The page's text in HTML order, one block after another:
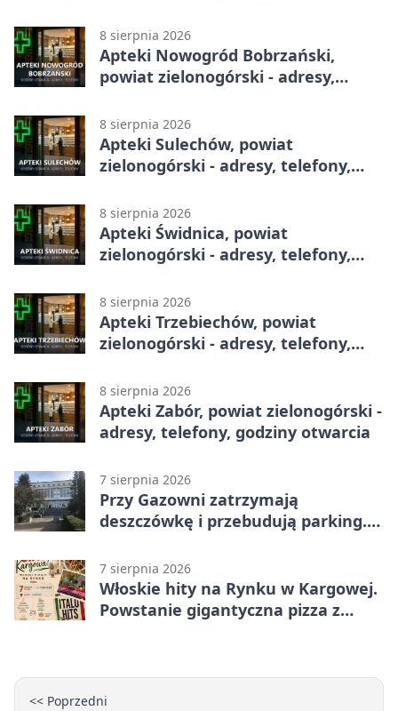
8 sierpnia 2026
Apteki Nowogród Bobrzański,
powiat zielonogórski - adresy,
8 sierpnia 2026
Apteki Sulechów, powiat
zielonogórski - adresy, telefony,
8 sierpnia 2026
Apteki Świdnica, powiat
zielonogórski - adresy, telefony,
8 sierpnia 2026
Apteki Trzebiechów, powiat
zielonogórski - adresy, telefony,
8 sierpnia 2026
Apteki Zabór, powiat zielonogórski -
adresy, telefony, godziny otwarcia
7 sierpnia 2026
Przy Gazowni zatrzymają
deszczówkę i przebudują parking.
7 sierpnia 2026
Włoskie hity na Rynku w Kargowej.
Powstanie gigantyczna pizza z
<< Poprzedni